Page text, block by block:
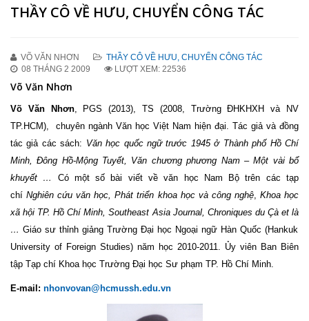
THẦY CÔ VỀ HƯU, CHUYỂN CÔNG TÁC
VÕ VĂN NHƠN
THẦY CÔ VỀ HƯU, CHUYỂN CÔNG TÁC
08 THÁNG 2 2009
LƯỢT XEM: 22536
Võ Văn Nhơn
Võ Văn Nhơn, PGS (2013), TS (2008, Trường ĐHKHXH và NV
TP.HCM), chuyên ngành Văn học Việt Nam hiện đại. Tác giả và đồng
tác giả các sách: Văn học quốc ngữ trước 1945 ở Thành phố Hồ Chí
Minh, Đông Hồ-Mộng Tuyết, Văn chương phương Nam – Một vài bổ
khuyết … Có một số bài viết về văn học Nam Bộ trên các tạp
chí Nghiên cứu văn học, Phát triển khoa học và công nghệ, Khoa học
xã hội TP. Hồ Chí Minh, Southeast Asia Journal, Chroniques du Çà et là
… Giáo sư thỉnh giảng Trường Đại học Ngoại ngữ Hàn Quốc (Hankuk
University of Foreign Studies) năm học 2010-2011. Ủy viên Ban Biên
tập Tạp chí Khoa học Trường Đại học Sư phạm TP. Hồ Chí Minh.
E-mail: nhonvovan@hcmussh.edu.vn